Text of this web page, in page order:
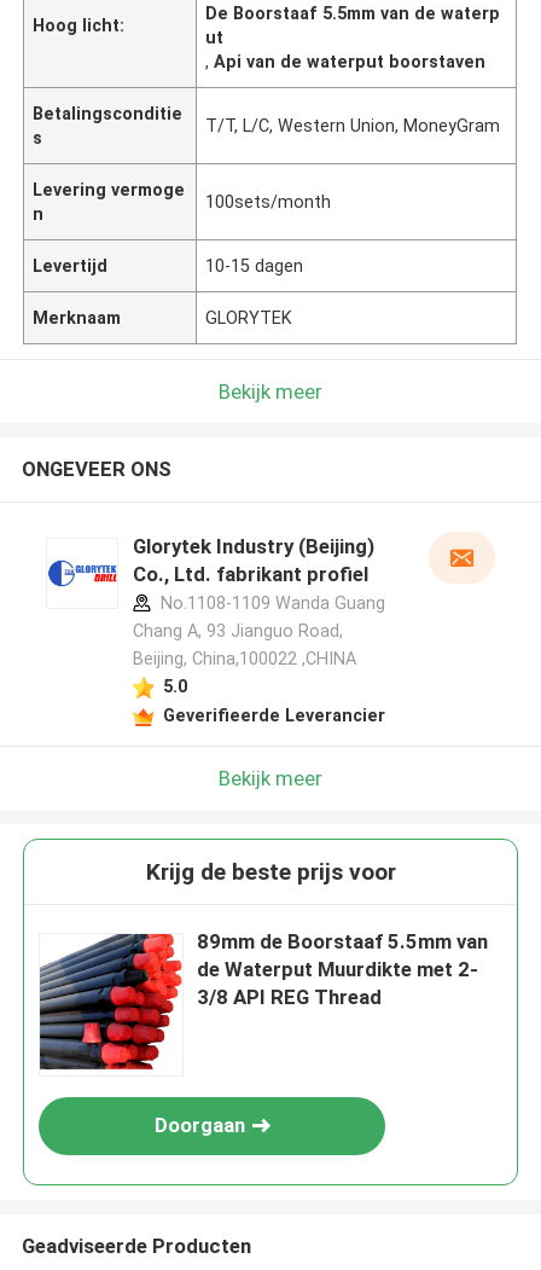
Hoog licht:
De Boorstaaf 5.5mm van de waterp
ut
,Api van de waterput boorstaven
Betalingsconditie
s
T/T, L/C, Western Union, MoneyGram
Levering vermoge
n
100sets/month
Levertijd 10-15 dagen
Merknaam GLORYTEK
Bekijk meer
ONGEVEER ONS
Glorytek Industry (Beijing)
Co., Ltd. fabrikant profiel
No.1108-1109 Wanda Guang
Chang A, 93 Jianguo Road,
Beijing, China,100022 ,CHINA
5.0
Geverifieerde Leverancier
Bekijk meer
Krijg de beste prijs voor
89mm de Boorstaaf 5.5mm van
de Waterput Muurdikte met 2-
3/8 API REG Thread
Doorgaan
Geadviseerde Producten